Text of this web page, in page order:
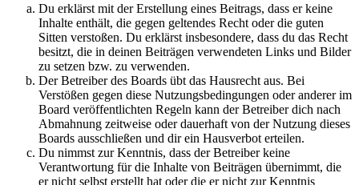
Du erklärst mit der Erstellung eines Beitrags, dass er keine
Inhalte enthält, die gegen geltendes Recht oder die guten
Sitten verstoßen. Du erklärst insbesondere, dass du das Recht
besitzt, die in deinen Beiträgen verwendeten Links und Bilder
zu setzen bzw. zu verwenden.
Der Betreiber des Boards übt das Hausrecht aus. Bei
Verstößen gegen diese Nutzungsbedingungen oder anderer im
Board veröffentlichten Regeln kann der Betreiber dich nach
Abmahnung zeitweise oder dauerhaft von der Nutzung dieses
Boards ausschließen und dir ein Hausverbot erteilen.
Du nimmst zur Kenntnis, dass der Betreiber keine
Verantwortung für die Inhalte von Beiträgen übernimmt, die
er nicht selbst erstellt hat oder die er nicht zur Kenntnis